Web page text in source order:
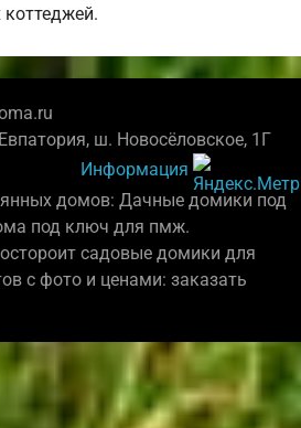
ш. Новосёловское, 1Г
Информация
домов: Дачные домики под
под ключ для пмж.
садовые домики для
с фото и ценами: заказать